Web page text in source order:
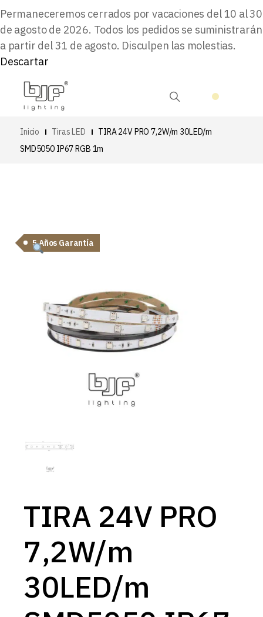
Permaneceremos cerrados por vacaciones del 10 al 30
de agosto de 2026. Todos los pedidos se suministrarán
a partir del 31 de agosto. Disculpen las molestias.
Descartar
Inicio Tiras LED
TIRA 24V PRO 7,2W/m 30LED/m
SMD5050 IP67 RGB 1m
5 Años Garantía
TIRA 24V PRO
7,2W/m
30LED/m